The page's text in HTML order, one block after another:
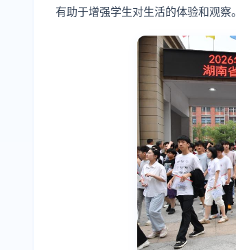
有助于增强学生对生活的体验和观察。